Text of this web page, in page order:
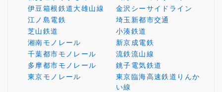
伊豆箱根鉄道大雄山線
金沢シーサイドライン
江ノ島電鉄
埼玉新都市交通
芝山鉄道
小湊鉄道
湘南モノレール
新京成電鉄
千葉都市モノレール
流鉄流山線
多摩都市モノレール
銚子電気鉄道
東京モノレール
東京臨海高速鉄道りんか
い線